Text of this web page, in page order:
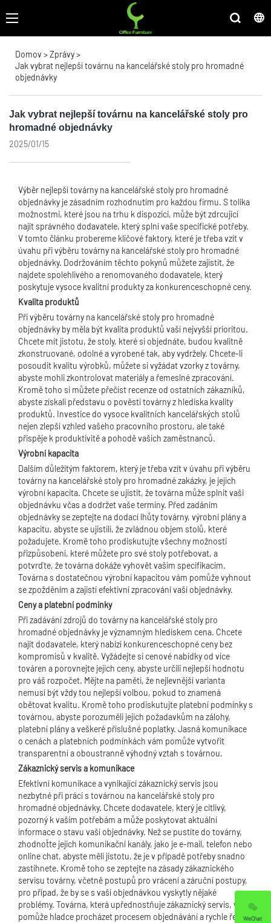
Domov >Zprávy>
Jak vybrat nejlepší továrnu na kancelářské stoly pro hromadné
objednávky
Jak vybrat nejlepší továrnu na kancelářské stoly pro
hromadné objednávky
2025/01/15
Výběr nejlepší továrny na kancelářské stoly pro hromadné
objednávky je zásadním rozhodnutím pro každou firmu. S tolika
možnostmi, které jsou na trhu k dispozici, může být zdrcující
najít správného dodavatele, který splní vaše specifické potřeby.
V tomto článku probereme klíčové faktory, které je třeba vzít v
úvahu při výběru továrny na kancelářské stoly pro hromadné
objednávky. Dodržováním těchto pokynů můžete zajistit, že
najdete spolehlivého a renomovaného dodavatele, který
poskytuje vysoce kvalitní produkty za konkurenceschopné ceny.
Kvalita produktů
Při výběru továrny na kancelářské stoly pro hromadné
objednávky by měla být kvalita produktů vaší nejvyšší prioritou.
Chcete mít jistotu, že stoly, které si objednáte, budou kvalitně
zkonstruované, odolné a vyrobené tak, aby vydržely. Chcete-li
posoudit kvalitu výrobků, můžete si vyžádat vzorky z továrny,
abyste mohli zkontrolovat materiály a řemeslné zpracování.
Kromě toho si můžete přečíst recenze od ostatních zákazníků,
abyste získali představu o pověsti továrny z hlediska kvality
produktů. Investice do vysoce kvalitních kancelářských stolů
nejen zlepší vzhled vašeho pracovního prostoru, ale také
přispěje k produktivitě a pohodě vašich zaměstnanců.
Výrobní kapacita
Dalším důležitým faktorem, který je třeba vzít v úvahu při výběru
továrny na kancelářské stoly pro hromadné zakázky, je jejich
výrobní kapacita. Chcete se ujistit, že továrna může splnit vaši
objednávku včas a dodržet vaše termíny. Před zadáním
objednávky se zeptejte na dodací lhůty továrny, výrobní plány a
kapacitu, abyste se ujistili, že zvládnou objem stolů, které
požadujete. Kromě toho prodiskutujte všechny možnosti
přizpůsobení, které můžete pro své stoly potřebovat, a
potvrďte, že továrna dokáže vyhovět vašim specifikacím.
Továrna s dostatečnou výrobní kapacitou vám pomůže vyhnout
se zpožděním a zajistí efektivní zpracování vaší objednávky.
Ceny a platební podmínky
Při zadávání zdrojů do továrny na kancelářské stoly pro
hromadné objednávky je významným hlediskem cena. Chcete
najít dodavatele, který nabízí konkurenceschopné ceny bez
kompromisů v kvalitě. Vyžádejte si cenové nabídky od více
továren a porovnejte jejich ceny, abyste určili nejlepší hodnotu
pro váš rozpočet. Mějte na paměti, že nejlevnější varianta
nemusí být vždy tou nejlepší volbou, pokud to znamená
obětovat kvalitu. Kromě toho prodiskutujte platební podmínky s
továrnou, abyste porozuměli jejich požadavkům na zálohy,
platební plány a veškeré příslušné poplatky. Jasná komunikace
o cenách a platebních podmínkách vám pomůže vytvořit
transparentní a oboustranně výhodný vztah s továrnou.
Zákaznický servis a komunikace
Efektivní komunikace a vynikající zákaznický servis jsou
nezbytné při práci s továrnou na kancelářské stoly pro
hromadné objednávky. Chcete dodavatele, který je citlivý,
pozorný k vašim potřebám a může poskytovat aktuální
informace o stavu vaší objednávky. Než se pustíte do továrny,
zhodnoťte jejich komunikační kanály, jako je e-mail, telefon nebo
online chat, abyste měli jistotu, že je v případě potřeby snadno
zastihnete. Kromě toho se zeptejte na zásady zákaznického
servisu továrny, včetně postupů pro vrácení a záruční postupy,
pro případ, že by se s vaší objednávkou vyskytly nějaké
problémy. Továrna, která upřednostňuje zákaznický servis, vám
pomůže hladce procházet procesem objednávání a rychle řešitWeChat